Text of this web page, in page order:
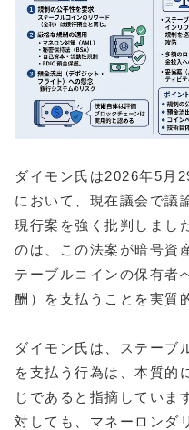
ダイモン氏は2026年5月
において、現在議会で議
現行案を強く批判しまし
のは、この法案が暗号資
テーブルコインの保有者
酬）を支払うことを実質
ダイモン氏は、ステーブ
を支払う行為は、本質的
じであると指摘していま
対しても、マネーロンダ